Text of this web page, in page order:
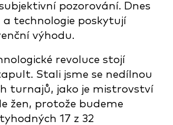
pozorování. Dnes
technologie poskytují
výhodu.
revoluce stojí
Stali jsme se nedílnou
turnajů, jako je mistrovství
žen, protože budeme
17 z 32